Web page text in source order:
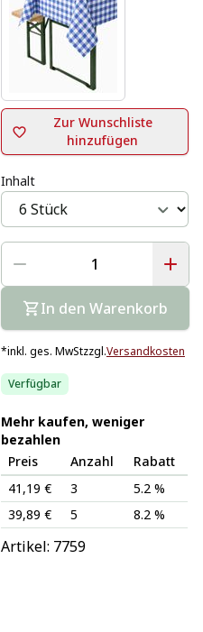
Zur Wunschliste
hinzufügen
Inhalt
In den Warenkorb
*inkl. ges. MwStzzgl.Versandkosten
Verfügbar
Mehr kaufen, weniger
bezahlen
Preis
Anzahl
Rabatt
41,19 €
3
5.2 %
39,89 €
5 8.2 %
Artikel: 7759